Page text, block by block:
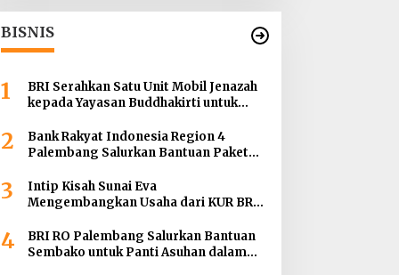
BISNIS
1
BRI Serahkan Satu Unit Mobil Jenazah
kepada Yayasan Buddhakirti untuk
2
Bank Rakyat Indonesia Region 4
Palembang Salurkan Bantuan Paket
Wilayah Palembang
3
Intip Kisah Sunai Eva
Mengembangkan Usaha dari KUR BRI
Palembang
4
BRI RO Palembang Salurkan Bantuan
Sembako untuk Panti Asuhan dalam